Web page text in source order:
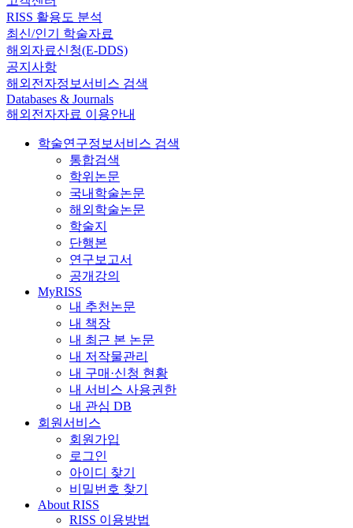
RISS 활용도 분석
최신/인기 학술자료
해외자료신청(E-DDS)
공지사항
해외전자정보서비스 검색
Databases & Journals
해외전자자료 이용안내
학술연구정보서비스 검색
통합검색
학위논문
국내학술논문
해외학술논문
학술지
단행본
연구보고서
공개강의
MyRISS
내 추천논문
내 책장
내 최근 본 논문
내 저작물관리
내 구매·신청 현황
내 서비스 사용권한
내 관심 DB
회원서비스
회원가입
로그인
아이디 찾기
비밀번호 찾기
About RISS
RISS 이용방법